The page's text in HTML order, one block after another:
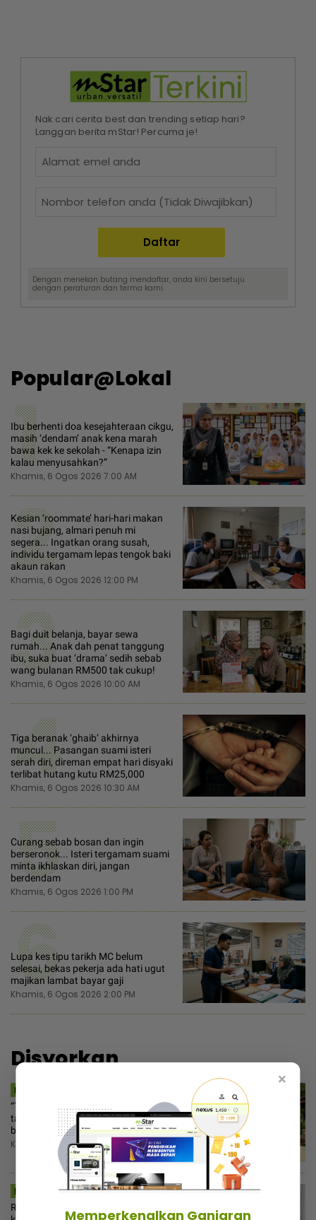
Nak cari cerita best dan trending setiap hari?
Langgan berita mStar! Percuma je!
Dengan menekan butang mendaftar, anda kini bersetuju
dengan peraturan dan terma kami.
Popular@Lokal
1
Ibu berhenti doa kesejahteraan cikgu,
masih ‘dendam’ anak kena marah
bawa kek ke sekolah - “Kenapa izin
kalau menyusahkan?”
Khamis, 6 Ogos 2026 7:00 AM
2
Kesian ‘roommate’ hari-hari makan
nasi bujang, almari penuh mi
segera... Ingatkan orang susah,
individu tergamam lepas tengok baki
akaun rakan
Khamis, 6 Ogos 2026 12:00 PM
3
Bagi duit belanja, bayar sewa
rumah... Anak dah penat tanggung
ibu, suka buat ‘drama‘ sedih sebab
wang bulanan RM500 tak cukup!
Khamis, 6 Ogos 2026 10:00 AM
4
Tiga beranak ‘ghaib‘ akhirnya
muncul... Pasangan suami isteri
serah diri, direman empat hari disyaki
terlibat hutang kutu RM25,000
Khamis, 6 Ogos 2026 10:30 AM
5
Curang sebab bosan dan ingin
berseronok... Isteri tergamam suami
minta ikhlaskan diri, jangan
berdendam
Khamis, 6 Ogos 2026 1:00 PM
6
Lupa kes tipu tarikh MC belum
selesai, bekas pekerja ada hati ugut
majikan lambat bayar gaji
Khamis, 6 Ogos 2026 2:00 PM
Disyorkan
MSTAR | HIBURAN
“Terima kasih untuk setiap gelak
tawa“ - Rozita Che Wan terkesan
berita pemergian ‘Cik Man‘
Khamis, 6 Ogos 2026 3:00 PM
MSTAR | MYR
Ramai buat silap guna dana
×
Memperkenalkan Ganjaran